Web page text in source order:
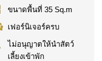
ขนาดพื้นที่ 35 Sq.m
เฟอร์นิเจอร์ครบ
ไม่อนุญาตให้นำสัตว์
เลี้ยงเข้าพัก